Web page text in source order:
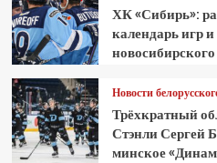
ХК «Сибирь»:
календарь игр
Новости
Трёхкратный
Стэнли Сергей
минское